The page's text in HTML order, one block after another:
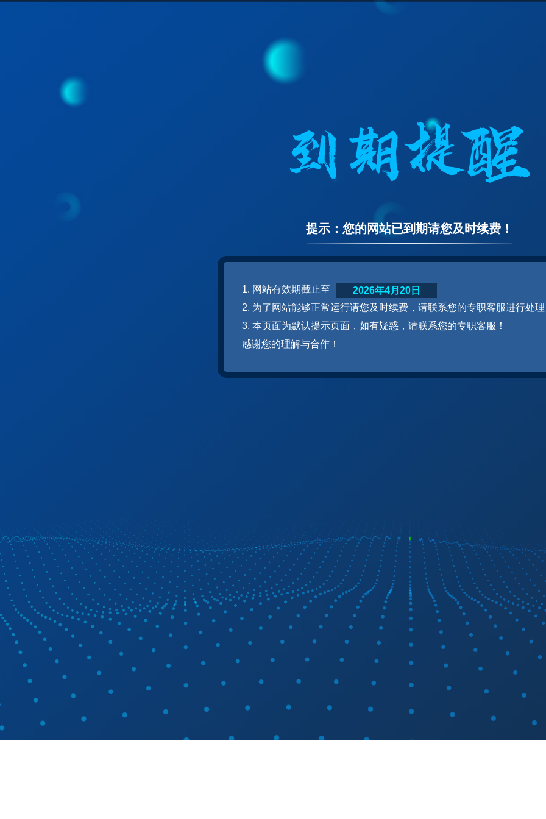
提示：您的网站已到期请您及时续费！
1. 网站有效期截止至
2. 为了网站能够正常运行请您及时续费，请联系您的专职客服进行处
3. 本页面为默认提示页面，如有疑惑，请联系您的专职客服！
感谢您的理解与合作！
2026年4月20日